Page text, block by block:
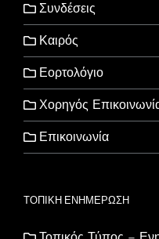
Συνδέσεις
Καιρός
Εορτολόγιο
Χορηγός
Επικοινωνία
ΤΟΠΙΚΗ ΕΝΗΜΕΡΩΣΗ